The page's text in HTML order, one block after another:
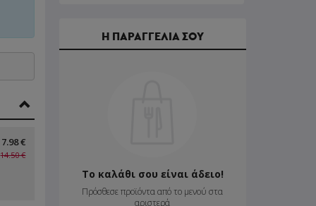
7.98 €
14.50 €
Η ΠΑΡΑΓΓΕΛΙΑ ΣΟΥ
Το καλάθι σου είναι άδειο!
Πρόσθεσε προϊόντα από το μενού στα
αριστερά